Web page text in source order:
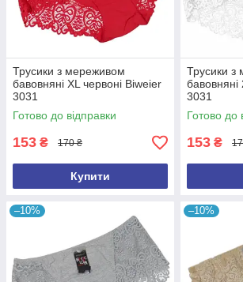
Трусики з мереживом
бавовняні XL червоні Biweier
3031
Готово до відправки
153 ₴ 170 ₴
Купити
Трусики з
бавовняні
3031
Готово до
153 ₴
–10% –10%